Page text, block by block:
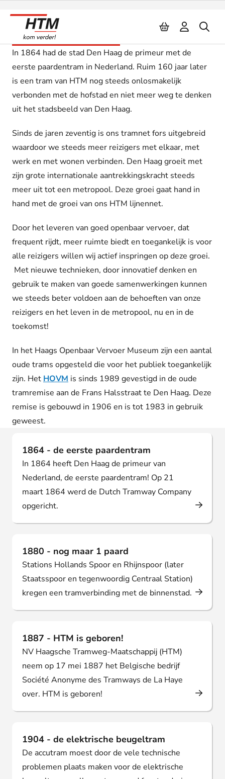
Onze geschiedenis
In 1864 had de stad Den Haag de primeur met de
eerste paardentram in Nederland. Ruim 160 jaar later
is een tram van HTM nog steeds onlosmakelijk
verbonden met de hofstad en niet meer weg te denken
uit het stadsbeeld van Den Haag.
Sinds de jaren zeventig is ons tramnet fors uitgebreid
waardoor we steeds meer reizigers met elkaar, met
werk en met wonen verbinden. Den Haag groeit met
zijn grote internationale aantrekkingskracht steeds
meer uit tot een metropool. Deze groei gaat hand in
hand met de groei van ons HTM lijnennet.
Door het leveren van goed openbaar vervoer, dat
frequent rijdt, meer ruimte biedt en toegankelijk is voor
alle reizigers willen wij actief inspringen op deze groei.
Met nieuwe technieken, door innovatief denken en
gebruik te maken van goede samenwerkingen kunnen
we steeds beter voldoen aan de behoeften van onze
reizigers en het leven in de metropool, nu en in de
toekomst!
In het Haags Openbaar Vervoer Museum zijn een aantal
oude trams opgesteld die voor het publiek toegankelijk
zijn. Het HOVM is sinds 1989 gevestigd in de oude
tramremise aan de Frans Halsstraat te Den Haag. Deze
remise is gebouwd in 1906 en is tot 1983 in gebruik
geweest.
1864 - de eerste paardentram
In 1864 heeft Den Haag de primeur van
Nederland, de eerste paardentram! Op 21
maart 1864 werd de Dutch Tramway Company
opgericht.
1880 - nog maar 1 paard
Stations Hollands Spoor en Rhijnspoor (later
Staatsspoor en tegenwoordig Centraal Station)
kregen een tramverbinding met de binnenstad.
1887 - HTM is geboren!
NV Haagsche Tramweg-Maatschappij (HTM)
neem op 17 mei 1887 het Belgische bedrijf
Société Anonyme des Tramways de La Haye
over. HTM is geboren!
1904 - de elektrische beugeltram
De accutram moest door de vele technische
problemen plaats maken voor de elektrische